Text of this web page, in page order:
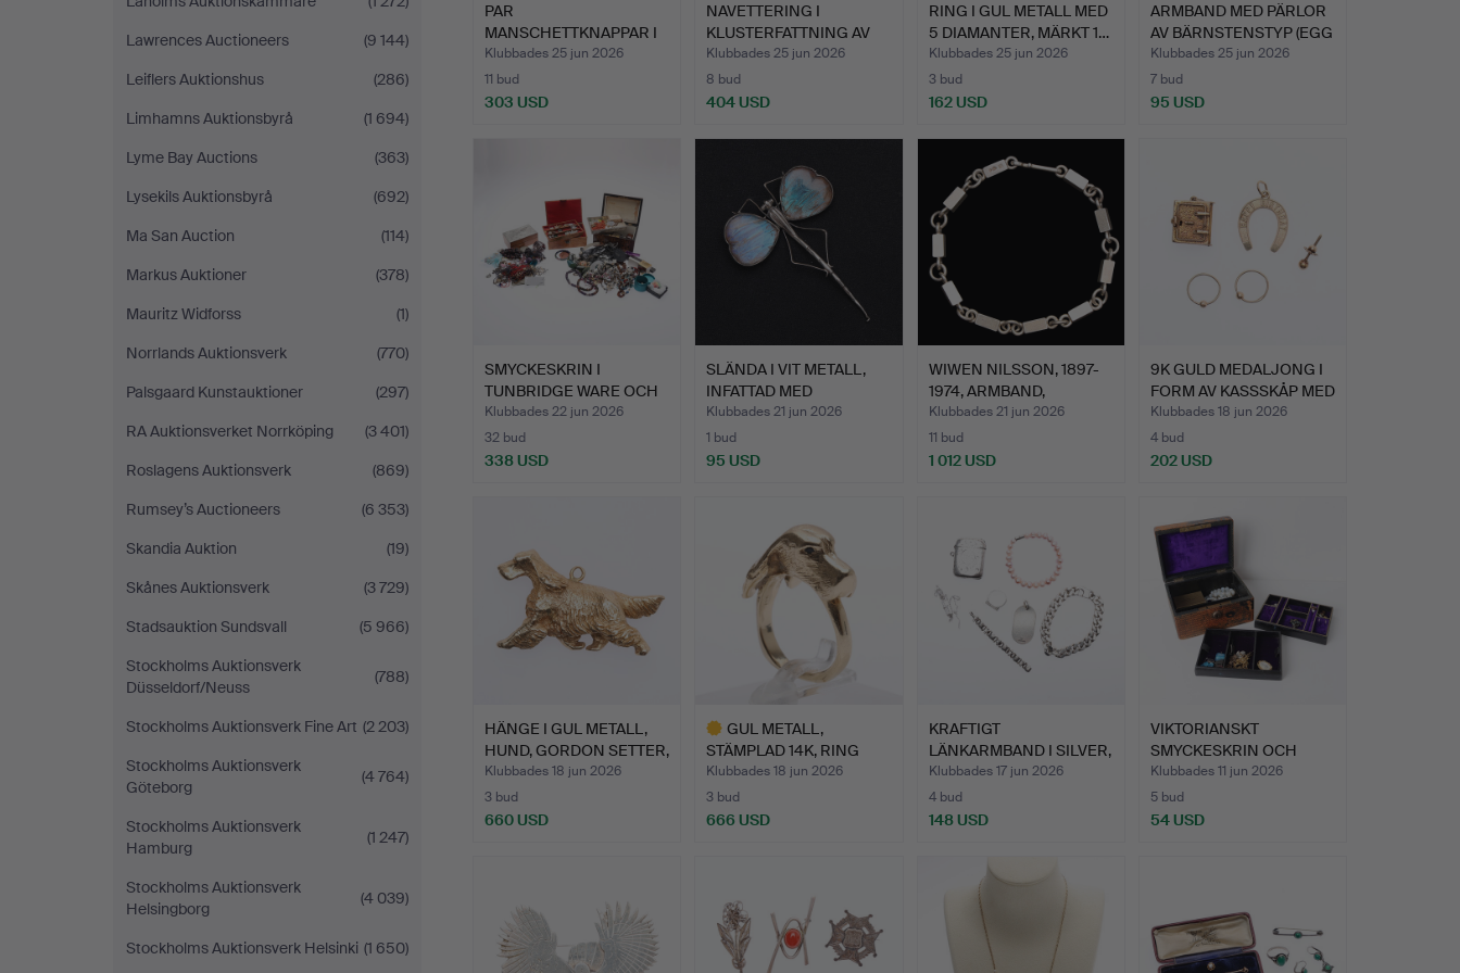
Lawrences Auctioneers
(9 144)
Leiflers Auktionshus
(286)
Limhamns Auktionsbyrå
(1 694)
Lyme Bay Auctions
(363)
Lysekils Auktionsbyrå
(692)
Ma San Auction
(114)
Markus Auktioner
(378)
Mauritz Widforss
(1)
Norrlands Auktionsverk
(770)
Palsgaard Kunstauktioner
(297)
RA Auktionsverket Norrköping
(3 401)
Roslagens Auktionsverk
(869)
Rumsey’s Auctioneers
(6 353)
Skandia Auktion
(19)
Skånes Auktionsverk
(3 729)
Stadsauktion Sundsvall
(5 966)
Stockholms Auktionsverk
Düsseldorf/Neuss
(788)
Stockholms Auktionsverk Fine Art (2 203)
Stockholms Auktionsverk
Göteborg
(4 764)
Stockholms Auktionsverk
Hamburg
(1 247)
Stockholms Auktionsverk
Helsingborg
(4 039)
Stockholms Auktionsverk Helsinki (1 650)
PAR
MANSCHETTKNAPPAR I
GUL METALL MED CABO…
Klubbades 25 jun 2026
11 bud
303 USD
NAVETTERING I
KLUSTERFATTNING AV
GUL METAL…
Klubbades 25 jun 2026
8 bud
404 USD
RING I GUL METALL MED
5 DIAMANTER, MÄRKT 1…
Klubbades 25 jun 2026
3 bud
162 USD
ARMBAND MED PÄRLOR
AV BÄRNSTENSTYP (EGG
YO…
Klubbades 25 jun 2026
7 bud
95 USD
SMYCKESKRIN I
TUNBRIDGE WARE OCH
EGYPTISK …
Klubbades 22 jun 2026
32 bud
338 USD
SLÄNDA I VIT METALL,
INFATTAD MED
FJÄRILSV…
Klubbades 21 jun 2026
1 bud
95 USD
WIWEN NILSSON, 1897-
1974, ARMBAND,
STERLIN…
Klubbades 21 jun 2026
11 bud
1 012 USD
9K GULD MEDALJONG I
FORM AV KASSSKÅP MED
H…
Klubbades 18 jun 2026
4 bud
202 USD
HÄNGE I GUL METALL,
HUND, GORDON SETTER,
M…
Klubbades 18 jun 2026
3 bud
660 USD
GUL METALL,
STÄMPLAD 14K, RING
MED HUND, M…
Klubbades 18 jun 2026
3 bud
666 USD
KRAFTIGT
LÄNKARMBAND I SILVER,
VESTA OCH A…
Klubbades 17 jun 2026
4 bud
148 USD
VIKTORIANSKT
SMYCKESKRIN OCH
INNEHÅLL (ETT…
Klubbades 11 jun 2026
5 bud
54 USD